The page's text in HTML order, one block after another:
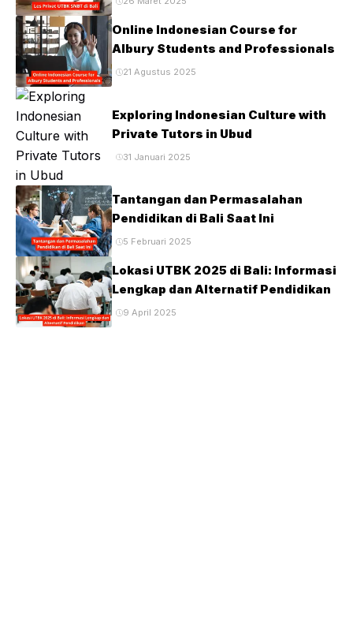
Online Indonesian Course for
Albury Students and Professionals
21 Agustus 2025
Exploring Indonesian Culture with
Private Tutors in Ubud
31 Januari 2025
Tantangan dan Permasalahan
Pendidikan di Bali Saat Ini
5 Februari 2025
Lokasi UTBK 2025 di Bali: Informasi
Lengkap dan Alternatif Pendidikan
9 April 2025